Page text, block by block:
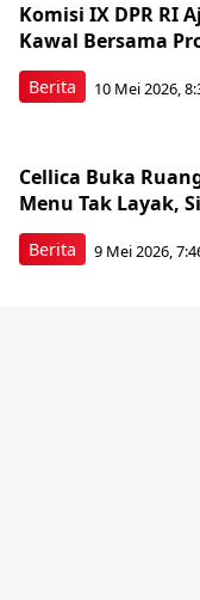
Berita
Komisi IX DPR RI
Kawal Bersama
10 Mei 2026,
Berita
Cellica Buka
Menu Tak Layak,
9 Mei 2026,